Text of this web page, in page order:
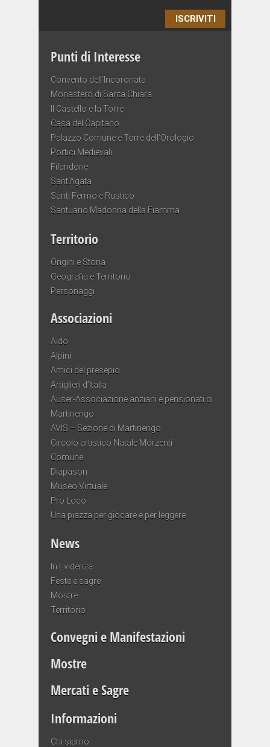
ISCRIVITI
Punti di Interesse
Convento dell’Incoronata
Monastero di Santa Chiara
Il Castello e la Torre
Casa del Capitano
Palazzo Comune e Torre dell’Orologio
Portici Medievali
Filandone
Sant’Agata
Santi Fermo e Rustico
Santuario Madonna della Fiamma
Territorio
Origini e Storia
Geografia e Territorio
Personaggi
Associazioni
Aido
Alpini
Amici del presepio
Artiglieri d’Italia
Auser-Associazione anziani e pensionati di
Martinengo
AVIS – Sezione di Martinengo
Circolo artistico Natale Morzenti
Comune
Diapason
Museo Virtuale
Pro Loco
Una piazza per giocare e per leggere
News
In Evidenza
Feste e sagre
Mostre
Territorio
Convegni e Manifestazioni
Mostre
Mercati e Sagre
Informazioni
Chi siamo